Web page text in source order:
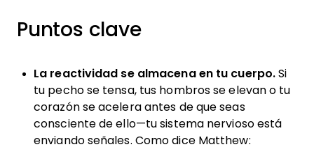
Puntos clave
La reactividad se almacena en tu cuerpo. Si
tu pecho se tensa, tus hombros se elevan o tu
corazón se acelera antes de que seas
consciente de ello—tu sistema nervioso está
enviando señales. Como dice Matthew: